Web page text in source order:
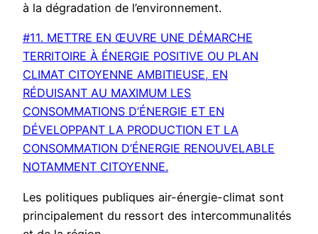
à la dégradation de l’environnement.
#11. METTRE EN ŒUVRE UNE DÉMARCHE
TERRITOIRE À ÉNERGIE POSITIVE OU PLAN
CLIMAT CITOYENNE AMBITIEUSE, EN
RÉDUISANT AU MAXIMUM LES
CONSOMMATIONS D’ÉNERGIE ET EN
DÉVELOPPANT LA PRODUCTION ET LA
CONSOMMATION D’ÉNERGIE RENOUVELABLE
NOTAMMENT CITOYENNE.
Les politiques publiques air-énergie-climat sont
principalement du ressort des intercommunalités